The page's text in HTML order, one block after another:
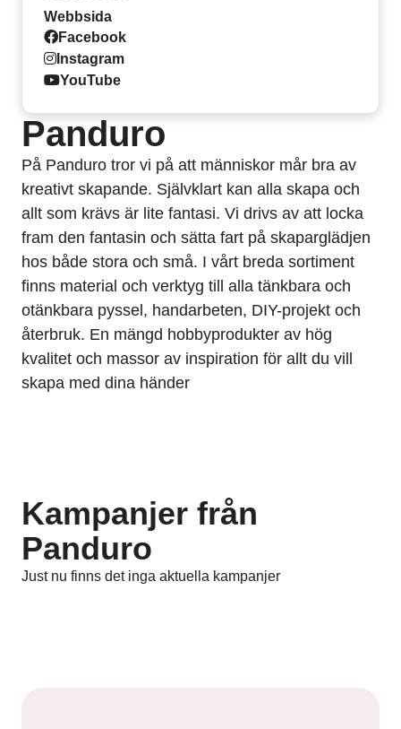
Panduro
På Panduro tror vi på att människor mår bra av
kreativt skapande. Självklart kan alla skapa och
allt som krävs är lite fantasi. Vi drivs av att locka
fram den fantasin och sätta fart på skaparglädjen
hos både stora och små. I vårt breda sortiment
finns material och verktyg till alla tänkbara och
otänkbara pyssel, handarbeten, DIY-projekt och
återbruk. En mängd hobbyprodukter av hög
kvalitet och massor av inspiration för allt du vill
skapa med dina händer
Webbsida
Facebook
Instagram
YouTube
Kampanjer från
Panduro
Just nu finns det inga aktuella kampanjer